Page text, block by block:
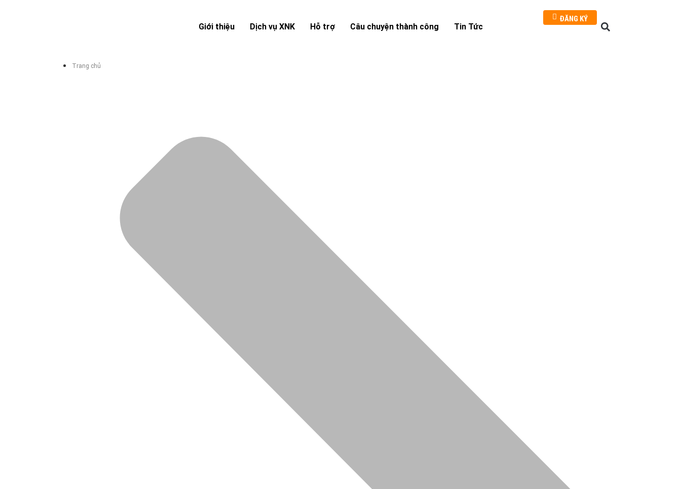
Giới thiệu Dịch vụ XNK Hỗ trợ Câu chuyện thành công Tin Tức
ĐĂNG KÝ
Trang chủ